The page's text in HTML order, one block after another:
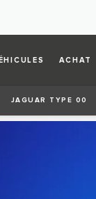
ACHAT
JAGUAR TYPE 00